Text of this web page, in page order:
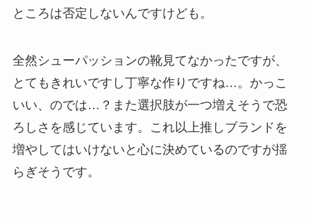
ところは否定しないんですけども。
全然シューパッションの靴見てなかったですが、
とてもきれいですし丁寧な作りですね…。かっこ
いい、のでは…？また選択肢が一つ増えそうで恐
ろしさを感じています。これ以上推しブランドを
増やしてはいけないと心に決めているのですが揺
らぎそうです。